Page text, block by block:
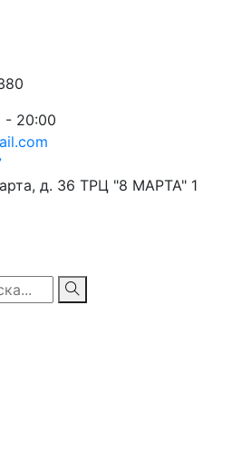
- 20:00
д. 36 ТРЦ "8 МАРТА" 1